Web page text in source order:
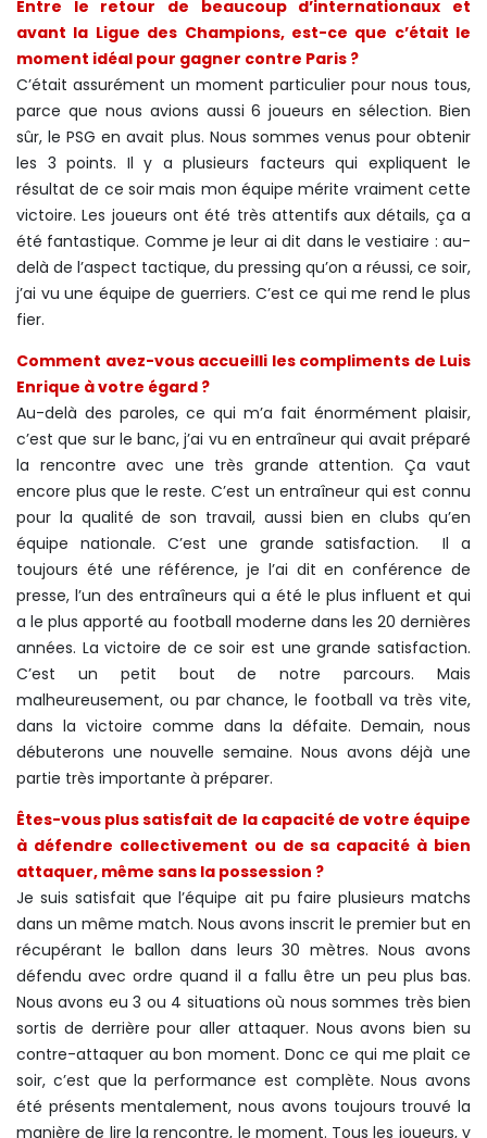
Entre le retour de beaucoup d’internationaux et
avant la Ligue des Champions, est-ce que c’était le
moment idéal pour gagner contre Paris ?
C’était assurément un moment particulier pour nous tous,
parce que nous avions aussi 6 joueurs en sélection. Bien
sûr, le PSG en avait plus. Nous sommes venus pour obtenir
les 3 points. Il y a plusieurs facteurs qui expliquent le
résultat de ce soir mais mon équipe mérite vraiment cette
victoire. Les joueurs ont été très attentifs aux détails, ça a
été fantastique. Comme je leur ai dit dans le vestiaire : au-
delà de l’aspect tactique, du pressing qu’on a réussi, ce soir,
j’ai vu une équipe de guerriers. C’est ce qui me rend le plus
fier.
Comment avez-vous accueilli les compliments de Luis
Enrique à votre égard ?
Au-delà des paroles, ce qui m’a fait énormément plaisir,
c’est que sur le banc, j’ai vu en entraîneur qui avait préparé
la rencontre avec une très grande attention. Ça vaut
encore plus que le reste. C’est un entraîneur qui est connu
pour la qualité de son travail, aussi bien en clubs qu’en
équipe nationale. C’est une grande satisfaction. Il a
toujours été une référence, je l’ai dit en conférence de
presse, l’un des entraîneurs qui a été le plus influent et qui
a le plus apporté au football moderne dans les 20 dernières
années. La victoire de ce soir est une grande satisfaction.
C’est un petit bout de notre parcours. Mais
malheureusement, ou par chance, le football va très vite,
dans la victoire comme dans la défaite. Demain, nous
débuterons une nouvelle semaine. Nous avons déjà une
partie très importante à préparer.
Êtes-vous plus satisfait de la capacité de votre équipe
à défendre collectivement ou de sa capacité à bien
attaquer, même sans la possession ?
Je suis satisfait que l’équipe ait pu faire plusieurs matchs
dans un même match. Nous avons inscrit le premier but en
récupérant le ballon dans leurs 30 mètres. Nous avons
défendu avec ordre quand il a fallu être un peu plus bas.
Nous avons eu 3 ou 4 situations où nous sommes très bien
sortis de derrière pour aller attaquer. Nous avons bien su
contre-attaquer au bon moment. Donc ce qui me plait ce
soir, c’est que la performance est complète. Nous avons
été présents mentalement, nous avons toujours trouvé la
manière de lire la rencontre, le moment. Tous les joueurs, y